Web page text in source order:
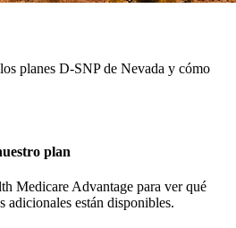
planes D-SNP de Nevada y cómo
plan
Medicare Advantage para ver qué
adicionales están disponibles.